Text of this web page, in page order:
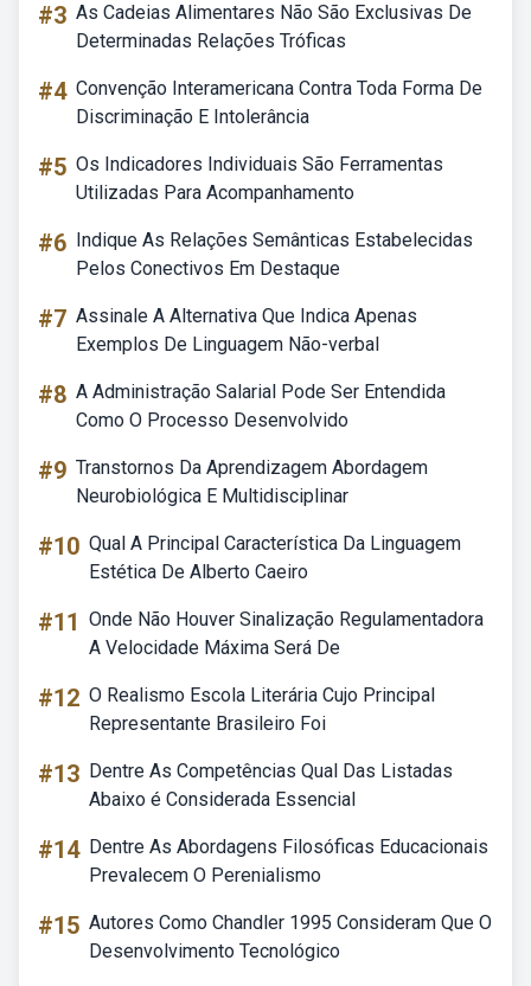
#3 As Cadeias Alimentares Não São Exclusivas De
Determinadas Relações Tróficas
#4 Convenção Interamericana Contra Toda Forma De
Discriminação E Intolerância
#5 Os Indicadores Individuais São Ferramentas
Utilizadas Para Acompanhamento
#6 Indique As Relações Semânticas Estabelecidas
Pelos Conectivos Em Destaque
#7 Assinale A Alternativa Que Indica Apenas
Exemplos De Linguagem Não-verbal
#8 A Administração Salarial Pode Ser Entendida
Como O Processo Desenvolvido
#9 Transtornos Da Aprendizagem Abordagem
Neurobiológica E Multidisciplinar
#10 Qual A Principal Característica Da Linguagem
Estética De Alberto Caeiro
#11 Onde Não Houver Sinalização Regulamentadora
A Velocidade Máxima Será De
#12 O Realismo Escola Literária Cujo Principal
Representante Brasileiro Foi
#13 Dentre As Competências Qual Das Listadas
Abaixo é Considerada Essencial
#14 Dentre As Abordagens Filosóficas Educacionais
Prevalecem O Perenialismo
#15 Autores Como Chandler 1995 Consideram Que O
Desenvolvimento Tecnológico